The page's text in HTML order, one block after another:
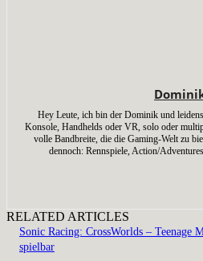
Hey Leute, ich bin der Dominik und
Konsole, Handhelds oder VR, solo oder
volle Bandbreite, die die Gaming-Welt zu
dennoch: Rennspiele, Action/
RELATED ARTICLES
Sonic Racing: CrossWorlds – Teenage
spielbar